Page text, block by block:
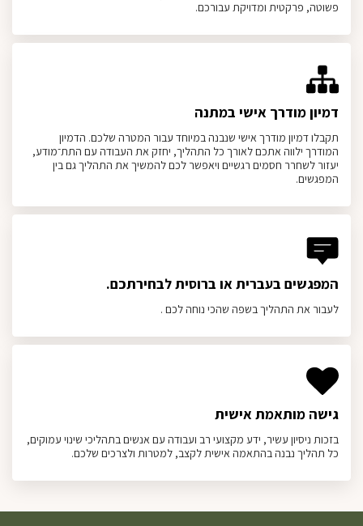
פשוטה, פרקטית ומדויקת עבורכם.
דמיון מודרך אישי במתנה
תקבלו דמיון מודרך אישי שנבנה במיוחד עבור המטרה שלכם. הדמיון
המודרך ילווה אתכם לאורך כל התהליך, יחזק את העבודה עם התת־מודע,
יעזור לשחרר חסמים רגשיים ויאפשר לכם להמשיך את התהליך גם בין
המפגשים.
המפגשים בעברית או ברוסית לבחירתכם.
לעבור את התהליך בשפה שהכי נוחה לכם .
גישה מותאמת אישית
בזכות ניסיון עשיר, ידע מקצועי רב ועבודה עם אנשים בתהליכי שינוי עמוקים,
כל תהליך נבנה בהתאמה אישית לקצב, למטרות ולצרכים שלכם.